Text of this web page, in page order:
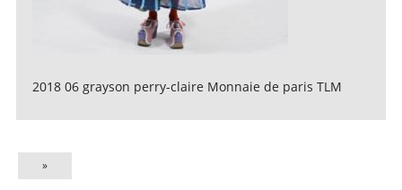
2018 06 grayson perry-claire Monnaie de paris TLM
»